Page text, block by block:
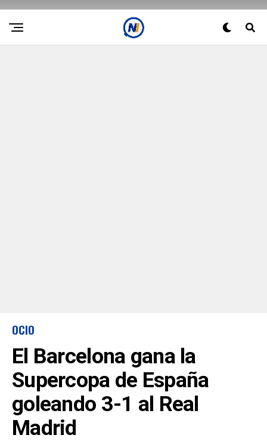
OCIO
El Barcelona gana la
Supercopa de España
goleando 3-1 al Real
Madrid